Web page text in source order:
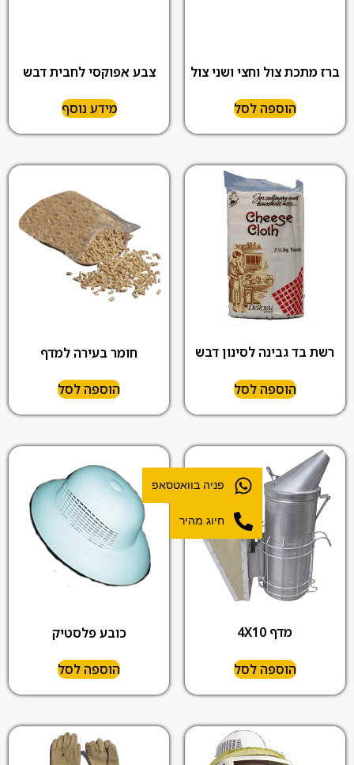
ברז מתכת צול וחצי ושני צול
הוספה לסל
צבע אפוקסי לחבית דבש
מידע נוסף
רשת בד גבינה לסינון דבש
הוספה לסל
חומר בעירה למדף
הוספה לסל
מדף 4X10
הוספה לסל
כובע פלסטיק
הוספה לסל
פניה בוואטסאפ
חיוג מהיר